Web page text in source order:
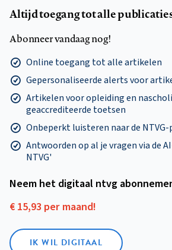
Altijd toegang tot alle
Abonneer vandaag nog!
Online toegang tot alle artikelen
Gepersonaliseerde alerts voor
Artikelen voor opleiding en
geaccrediteerde toetsen
Onbeperkt luisteren naar de
Antwoorden op al je vragen via de
NTVG'
Neem het digitaal ntvg
€ 15,93 per maand!
IK WIL DIGITAAL